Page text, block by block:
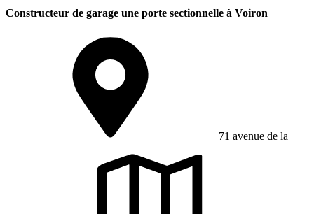
Constructeur de garage une porte sectionnelle à Voiron
71 avenue de la